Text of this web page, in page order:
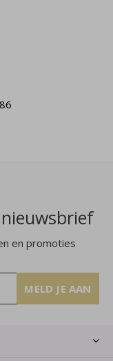
en promoties
MELD JE AAN